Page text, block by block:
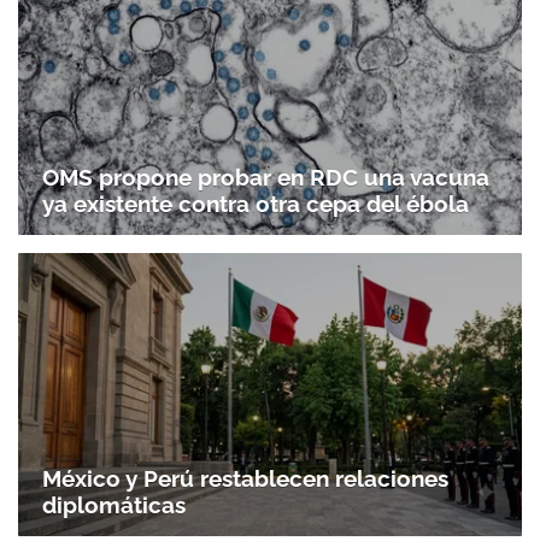
OMS propone probar en RDC una vacuna
ya existente contra otra cepa del ébola
México y Perú restablecen relaciones
diplomáticas